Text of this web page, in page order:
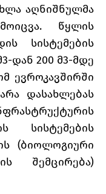
აღნიშნულმა
წყლის
სისტემების
დან 200 მ3-მდე
ევროკავშირში
დასახლებას
სისტემების
(ბიოლოგიური
შემცირება)